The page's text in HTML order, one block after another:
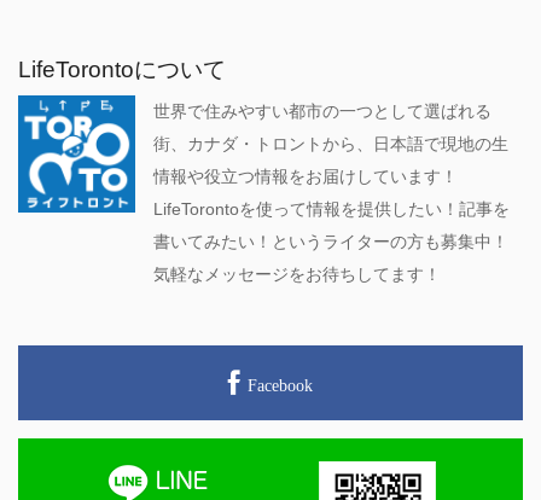
LifeTorontoについて
世界で住みやすい都市の一つとして選ばれる
街、カナダ・トロントから、日本語で現地の生
情報や役立つ情報をお届けしています！
LifeTorontoを使って情報を提供したい！記事を
書いてみたい！というライターの方も募集中！
気軽なメッセージをお待ちしてます！
Facebook